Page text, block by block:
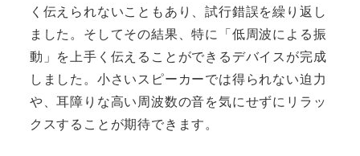
く伝えられないこともあり、試行錯誤を繰り返し
ました。そしてその結果、特に「低周波による振
動」を上手く伝えることができるデバイスが完成
しました。小さいスピーカーでは得られない迫力
や、耳障りな高い周波数の音を気にせずにリラッ
クスすることが期待できます。